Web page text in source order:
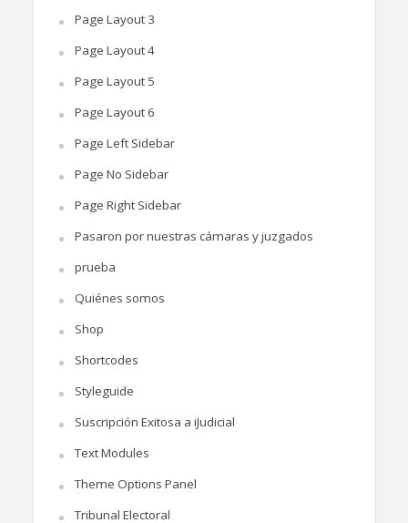
Page Layout 3
Page Layout 4
Page Layout 5
Page Layout 6
Page Left Sidebar
Page No Sidebar
Page Right Sidebar
Pasaron por nuestras cámaras y juzgados
prueba
Quiénes somos
Shop
Shortcodes
Styleguide
Suscripción Exitosa a iJudicial
Text Modules
Theme Options Panel
Tribunal Electoral